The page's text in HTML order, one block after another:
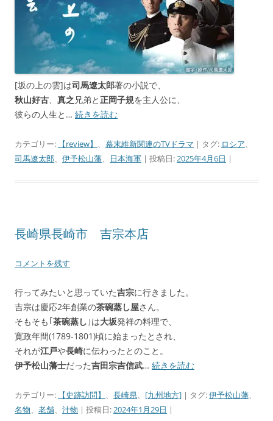
[坂の上の雲]は司馬遼太郎著の小説で、
秋山好古、 真之 兄弟と正岡子規を主人公に、
彼らの人生と… 続きを読む
カテゴリー: 【review】 、 幕末維新関連のTVドラマ | タグ: ロシア、
司馬遼太郎、 伊予松山藩、 日本海軍 | 投稿日:2025年4月6日 |
長崎県長崎市 吉宗本店
コメントを残す
行ってみたいと思っていた吉宗に行きました。
吉宗は慶応2年創業の茶碗蒸し屋さん。
そもそも｢茶碗蒸し ｣は大坂発祥の料理で、
寛政年間(1789-1801)頃に始まったとされ、
それが江戸や長崎に伝わったとのこと。
伊予松山藩士だった吉田宗吉信武… 続きを読む
カテゴリー: 【史跡訪問】 、 長崎県、 [九州地方] | タグ:伊予松山藩、
名物、 老舗、 汁物 | 投稿日:2024年1月29日 |